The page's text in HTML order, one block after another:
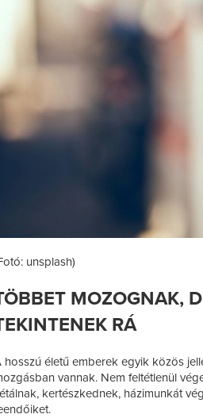
unsplash)
MOZOGNAK,
RÁ
hosszú életű emberek egyik közös
vannak. Nem feltétlenül
kertészkednek, házimunkát